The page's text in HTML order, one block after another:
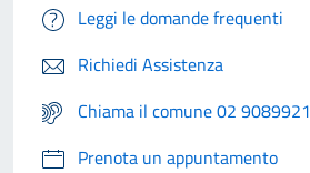
Leggi le domande frequenti
Richiedi Assistenza
Chiama il comune 02 9089921
Prenota un appuntamento